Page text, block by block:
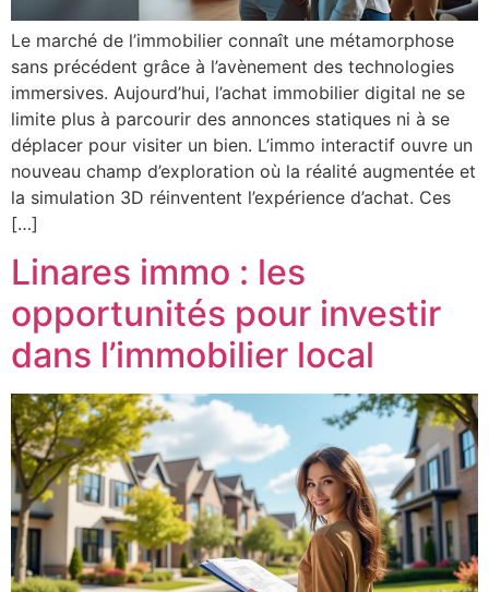
Le marché de l’immobilier connaît une métamorphose
sans précédent grâce à l’avènement des technologies
immersives. Aujourd’hui, l’achat immobilier digital ne se
limite plus à parcourir des annonces statiques ni à se
déplacer pour visiter un bien. L’immo interactif ouvre un
nouveau champ d’exploration où la réalité augmentée et
la simulation 3D réinventent l’expérience d’achat. Ces
[…]
Linares immo : les
opportunités pour investir
dans l’immobilier local